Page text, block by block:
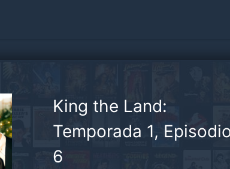
King the Land:
Temporada 1,
6